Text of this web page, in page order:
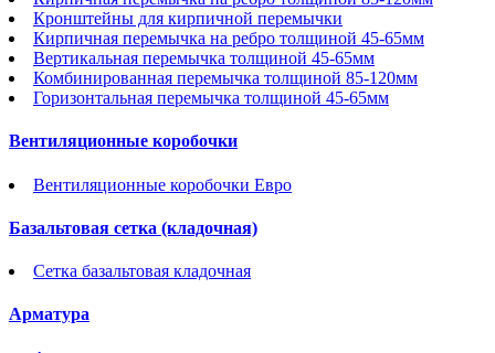
Кронштейны для кирпичной перемычки
Кирпичная перемычка на ребро толщиной 45-65мм
Вертикальная перемычка толщиной 45-65мм
Комбинированная перемычка толщиной 85-120мм
Горизонтальная перемычка толщиной 45-65мм
Вентиляционные коробочки
Вентиляционные коробочки Евро
Базальтовая сетка (кладочная)
Сетка базальтовая кладочная
Арматура